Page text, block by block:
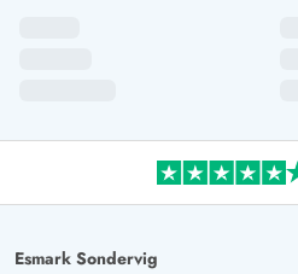
Esmark Sondervig